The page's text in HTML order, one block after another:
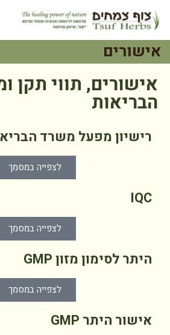
אישורים
אישורים, תווי תקן
הבריאות
רישיון מפעל משרד
לצפייה במסמך
IQC
לצפייה במסמך
היתר לסימון מזון GMP
לצפייה במסמך
אישור היתר GMP